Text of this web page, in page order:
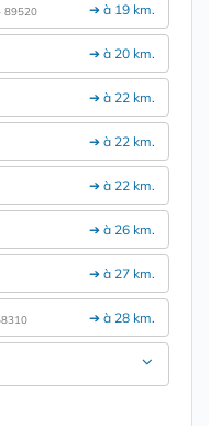
➔ à 19 km.
89520
➔ à 20 km.
➔ à 22 km.
➔ à 22 km.
➔ à 22 km.
➔ à 26 km.
➔ à 27 km.
➔ à 28 km.